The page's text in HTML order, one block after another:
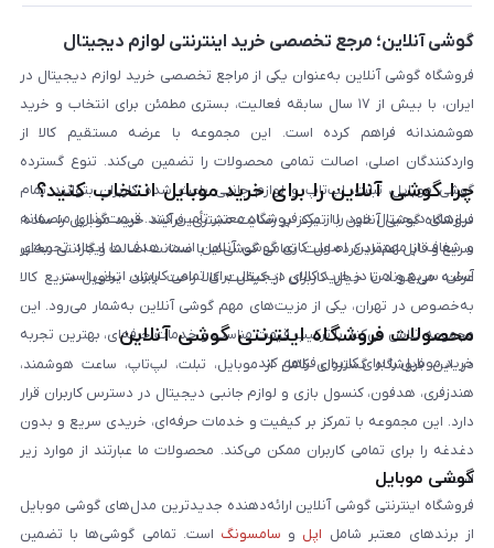
بلاگ
گوشی آنلاین؛ مرجع تخصصی خرید اینترنتی لوازم دیجیتال
فروشگاه گوشی آنلاین به‌عنوان یکی از مراجع تخصصی خرید لوازم دیجیتال در
ایران، با بیش از ۱۷ سال سابقه فعالیت، بستری مطمئن برای انتخاب و خرید
هوشمندانه فراهم کرده است. این مجموعه با عرضه مستقیم کالا از
واردکنندگان اصلی، اصالت تمامی محصولات را تضمین می‌کند. تنوع گسترده
گوشی موبایل، تبلت، لپ‌تاپ و لوازم جانبی باعث شده کاربران بتوانند تمام
نیازهای دیجیتال خود را از یک فروشگاه معتبر تأمین کنند. قیمت‌گذاری منصفانه
و شفاف از مهم‌ترین اصول کاری گوشی آنلاین است. هدف ما ایجاد تجربه‌ای
آسان، سریع و امن در خرید کالای دیجیتال برای تمامی کاربران ایرانی است.
چرا گوشی آنلاین را برای خرید موبایل انتخاب کنید؟
فروشگاه گوشی آنلاین با تمرکز بر رضایت مشتری، فرآیند خرید موبایل را ساده،
سریع و قابل اعتماد کرده است. تمامی گوشی‌ها با ضمانت اصالت و گارانتی معتبر
عرضه می‌شوند تا خیال کاربران از کیفیت کالا راحت باشد. تحویل سریع کالا
به‌خصوص در تهران، یکی از مزیت‌های مهم گوشی آنلاین به‌شمار می‌رود. این
مجموعه تلاش می‌کند با ترکیب قیمت مناسب و خدمات حرفه‌ای، بهترین تجربه
خرید موبایل را برای کاربران فراهم کند.
محصولات فروشگاه اینترنتی گوشی آنلاین
در این فروشگاه گستره‌ای کامل از موبایل، تبلت، لپ‌تاپ، ساعت هوشمند،
هندزفری، هدفون، کنسول بازی و لوازم جانبی دیجیتال در دسترس کاربران قرار
دارد. این مجموعه با تمرکز بر کیفیت و خدمات حرفه‌ای، خریدی سریع و بدون
دغدغه را برای تمامی کاربران ممکن می‌کند. محصولات ما عبارتند از موارد زیر
است:
گوشی موبایل
فروشگاه اینترنتی گوشی آنلاین ارائه‌دهنده جدیدترین مدل‌های گوشی موبایل
از برندهای معتبر شامل اپل و سامسونگ است. تمامی گوشی‌ها با تضمین